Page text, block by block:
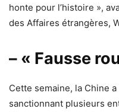
honte pour l’histoire »,
des Affaires étrangères,
– « Fausse
Cette semaine, la Chine
sanctionnant plusieurs